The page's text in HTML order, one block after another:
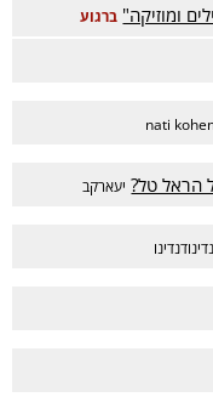
ומוזיקה" ברגוע
nati
הראל טל? יעארקב